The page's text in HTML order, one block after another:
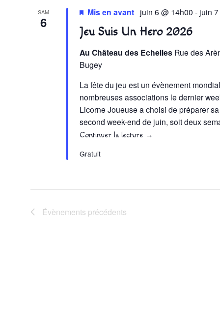
SAM
6
Jeu Suis Un Hero 2026
Mis en avant juin 6 @ 14h00 - juin
Au Château des Echelles Rue des
Bugey
La fête du jeu est un évènement
nombreuses associations le dernier
Licorne Joueuse a choisi de préparer
second week-end de juin, soit deux
Continuer la lecture →
Gratuit
Évènements précédents